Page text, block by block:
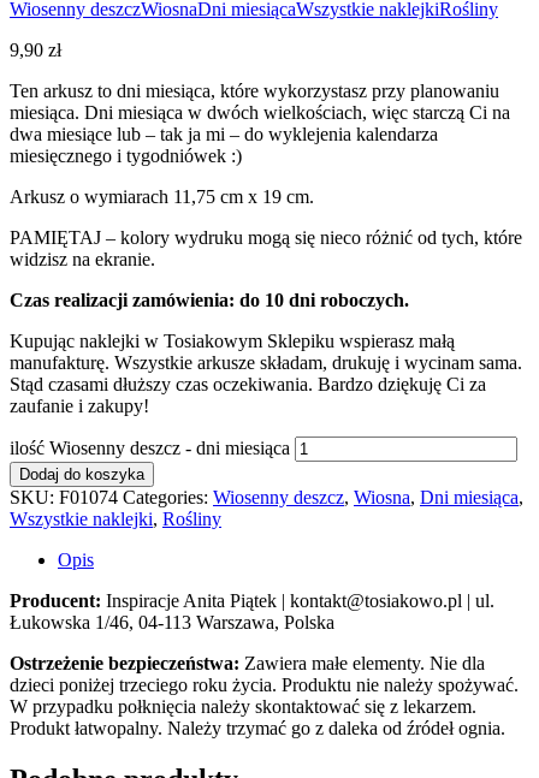
Wiosenny deszczWiosnaDni miesiącaWszystkie naklejkiRośliny
9,90 zł
Ten arkusz to dni miesiąca, które wykorzystasz przy planowaniu
miesiąca. Dni miesiąca w dwóch wielkościach, więc starczą Ci na
dwa miesiące lub – tak ja mi – do wyklejenia kalendarza
miesięcznego i tygodniówek :)
Arkusz o wymiarach 11,75 cm x 19 cm.
PAMIĘTAJ – kolory wydruku mogą się nieco różnić od tych, które
widzisz na ekranie.
Czas realizacji zamówienia: do 10 dni roboczych.
Kupując naklejki w Tosiakowym Sklepiku wspierasz małą
manufakturę. Wszystkie arkusze składam, drukuję i wycinam sama.
Stąd czasami dłuższy czas oczekiwania. Bardzo dziękuję Ci za
zaufanie i zakupy!
ilość Wiosenny deszcz - dni miesiąca
Dodaj do koszyka
SKU: F01074 Categories: Wiosenny deszcz, Wiosna, Dni miesiąca,
Wszystkie naklejki, Rośliny
Opis
Producent: Inspiracje Anita Piątek | kontakt@tosiakowo.pl | ul.
Łukowska 1/46, 04-113 Warszawa, Polska
Ostrzeżenie bezpieczeństwa: Zawiera małe elementy. Nie dla
dzieci poniżej trzeciego roku życia. Produktu nie należy spożywać.
W przypadku połknięcia należy skontaktować się z lekarzem.
Produkt łatwopalny. Należy trzymać go z daleka od źródeł ognia.